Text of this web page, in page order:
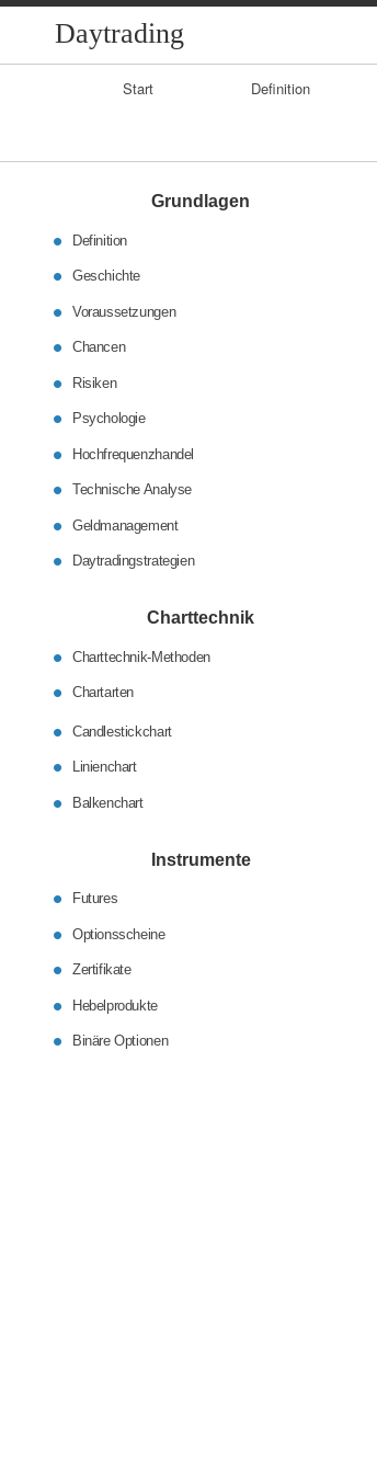
Daytrading
Start Definition
Grundlagen
Definition
Geschichte
Voraussetzungen
Chancen
Risiken
Psychologie
Hochfrequenzhandel
Technische Analyse
Geldmanagement
Daytradingstrategien
Charttechnik
Charttechnik-Methoden
Chartarten
Candlestickchart
Linienchart
Balkenchart
Instrumente
Futures
Optionsscheine
Zertifikate
Hebelprodukte
Binäre Optionen